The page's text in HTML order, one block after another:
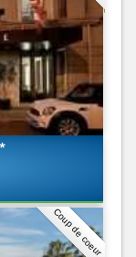
Coup de coeur